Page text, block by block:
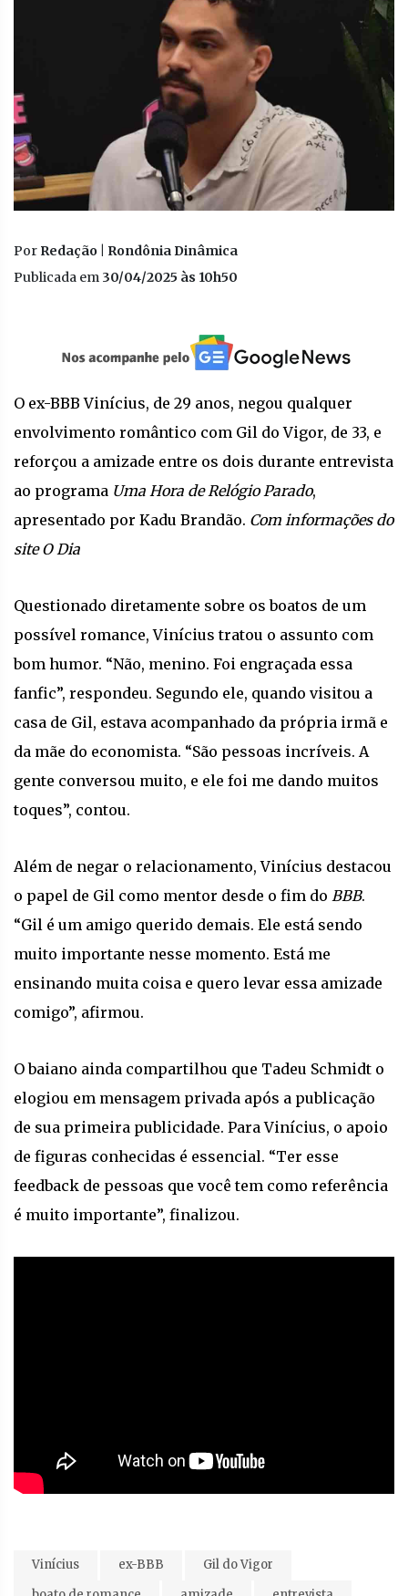
Por Redação | Rondônia Dinâmica
Publicada em 30/04/2025 às 10h50
O ex-BBB Vinícius, de 29 anos, negou qualquer
envolvimento romântico com Gil do Vigor, de 33, e
reforçou a amizade entre os dois durante entrevista
ao programa Uma Hora de Relógio Parado,
apresentado por Kadu Brandão. Com informações do
site O Dia
Questionado diretamente sobre os boatos de um
possível romance, Vinícius tratou o assunto com
bom humor. “Não, menino. Foi engraçada essa
fanfic”, respondeu. Segundo ele, quando visitou a
casa de Gil, estava acompanhado da própria irmã e
da mãe do economista. “São pessoas incríveis. A
gente conversou muito, e ele foi me dando muitos
toques”, contou.
Além de negar o relacionamento, Vinícius destacou
o papel de Gil como mentor desde o fim do BBB.
“Gil é um amigo querido demais. Ele está sendo
muito importante nesse momento. Está me
ensinando muita coisa e quero levar essa amizade
comigo”, afirmou.
O baiano ainda compartilhou que Tadeu Schmidt o
elogiou em mensagem privada após a publicação
de sua primeira publicidade. Para Vinícius, o apoio
de figuras conhecidas é essencial. “Ter esse
feedback de pessoas que você tem como referência
é muito importante”, finalizou.
Vinícius ex-BBB
Gil do Vigor